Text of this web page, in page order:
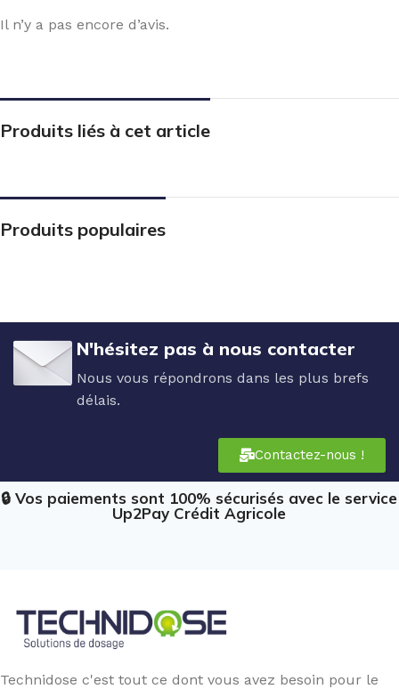
Il n’y a pas encore d’avis.
Produits liés à cet article
Produits populaires
N'hésitez pas à nous contacter
Nous vous répondrons dans les plus brefs
délais.
Contactez-nous !
🔒 Vos paiements sont 100% sécurisés avec le service
Up2Pay Crédit Agricole
Technidose c'est tout ce dont vous avez besoin pour le